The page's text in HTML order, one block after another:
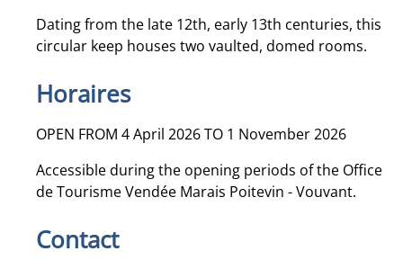
Dating from the late 12th, early 13th centuries, this
circular keep houses two vaulted, domed rooms.
Horaires
OPEN FROM 4 April 2026 TO 1 November 2026
Accessible during the opening periods of the Office
de Tourisme Vendée Marais Poitevin - Vouvant.
Contact